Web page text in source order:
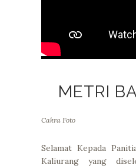
METRI
Cakra Foto
Selamat Kepada
Kaliurang yang